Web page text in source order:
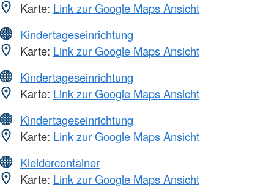
Karte: Link zur Google Maps Ansicht
Kindertageseinrichtung
Karte: Link zur Google Maps Ansicht
Kindertageseinrichtung
Karte: Link zur Google Maps Ansicht
Kindertageseinrichtung
Karte: Link zur Google Maps Ansicht
Kleidercontainer
Karte: Link zur Google Maps Ansicht